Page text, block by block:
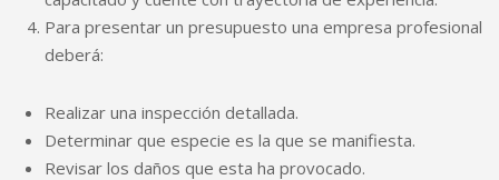
Para presentar un presupuesto una empresa profesional
deberá:
Realizar una inspección detallada.
Determinar que especie es la que se manifiesta.
Revisar los daños que esta ha provocado.